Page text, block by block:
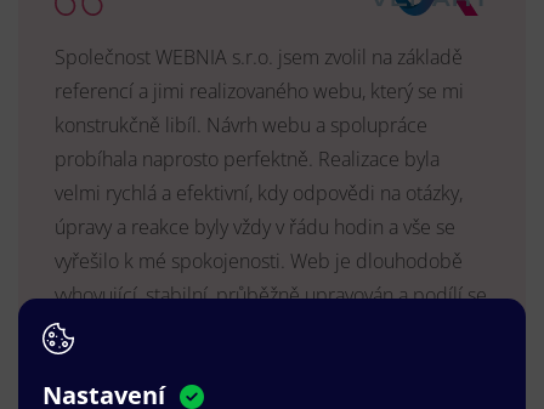
Společnost WEBNIA s.r.o. jsem zvolil na základě
referencí a jimi realizovaného webu, který se mi
konstrukčně libíl. Návrh webu a spolupráce
probíhala naprosto perfektně. Realizace byla
velmi rychlá a efektivní, kdy odpovědi na otázky,
úpravy a reakce byly vždy v řádu hodin a vše se
vyřešilo k mé spokojenosti. Web je dlouhodobě
vyhovující, stabilní, průběžně upravován a podílí se
na pozitivním vnímání naší značky.
MUDr. Radek Vyšohlíd
Nastavení